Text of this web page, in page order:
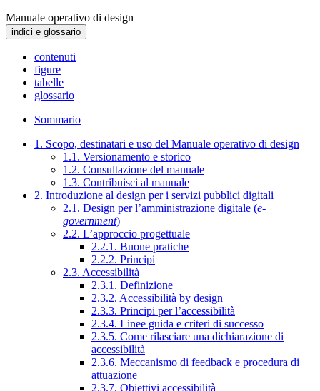
Manuale operativo di design
indici e glossario
contenuti
figure
tabelle
glossario
Sommario
1. Scopo, destinatari e uso del Manuale operativo di design
1.1. Versionamento e storico
1.2. Consultazione del manuale
1.3. Contribuisci al manuale
2. Introduzione al design per i servizi pubblici digitali
2.1. Design per l’amministrazione digitale (e-
government)
2.2. L’approccio progettuale
2.2.1. Buone pratiche
2.2.2. Principi
2.3. Accessibilità
2.3.1. Definizione
2.3.2. Accessibilità by design
2.3.3. Principi per l’accessibilità
2.3.4. Linee guida e criteri di successo
2.3.5. Come rilasciare una dichiarazione di
accessibilità
2.3.6. Meccanismo di feedback e procedura di
attuazione
2.3.7. Obiettivi accessibilità